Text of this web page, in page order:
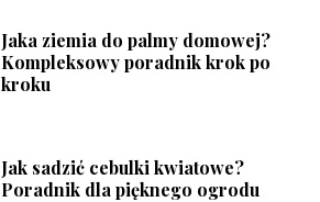
Jaka ziemia do palmy domowej?
Kompleksowy poradnik krok po
kroku
Jak sadzić cebulki kwiatowe?
Poradnik dla pięknego ogrodu